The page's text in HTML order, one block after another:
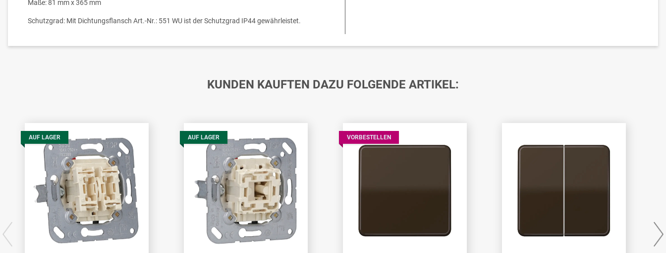
Maße: 81 mm x 365 mm
Schutzgrad: Mit Dichtungsflansch Art.-Nr.: 551 WU ist der Schutzgrad IP44 gewährleistet.
KUNDEN KAUFTEN DAZU FOLGENDE ARTIKEL:
AUF LAGER AUF LAGER VORBESTELLEN